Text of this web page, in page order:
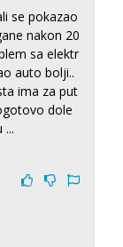
se pokazao
nakon 20
sa elektr
auto bolji..
ima za put
dole
...